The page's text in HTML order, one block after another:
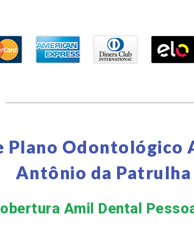
Plano Odontológico
Antônio da Patrulha
Amil Dental